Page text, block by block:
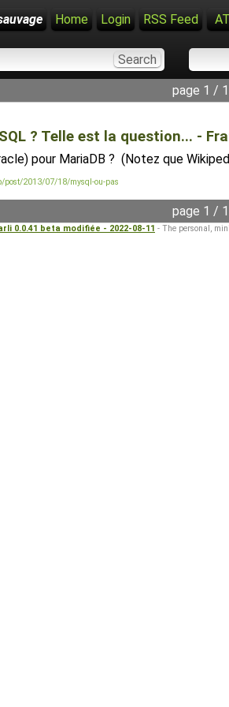
Home Login RSS Feed
page 1 / 1
? Telle est la question... -
pour MariaDB ? (Notez que
2013/07/18/mysql-ou-pas
page 1 / 1
0.0.41 beta modifiée - 2022-08-11 - The personal,